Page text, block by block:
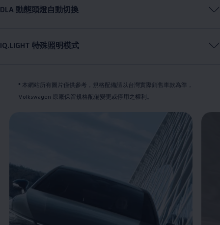
DLA 動態頭燈自動切換
IQ.LIGHT 特殊照明模式
* 本網站所有圖片僅供參考，規格配備請以台灣實際銷售車款為準
Volkswagen 原廠保留規格配備變更或停用之權利。